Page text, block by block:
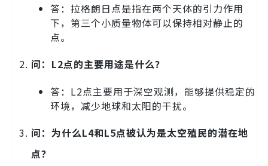
答：拉格朗日点是指在两个天体的引力作用
下，第三个小质量物体可以保持相对静止的
点。
问：L2点的主要用途是什么？
答：L2点主要用于深空观测，能够提供稳定的
环境，减少地球和太阳的干扰。
问：为什么L4和L5点被认为是太空殖民的潜在地
点？